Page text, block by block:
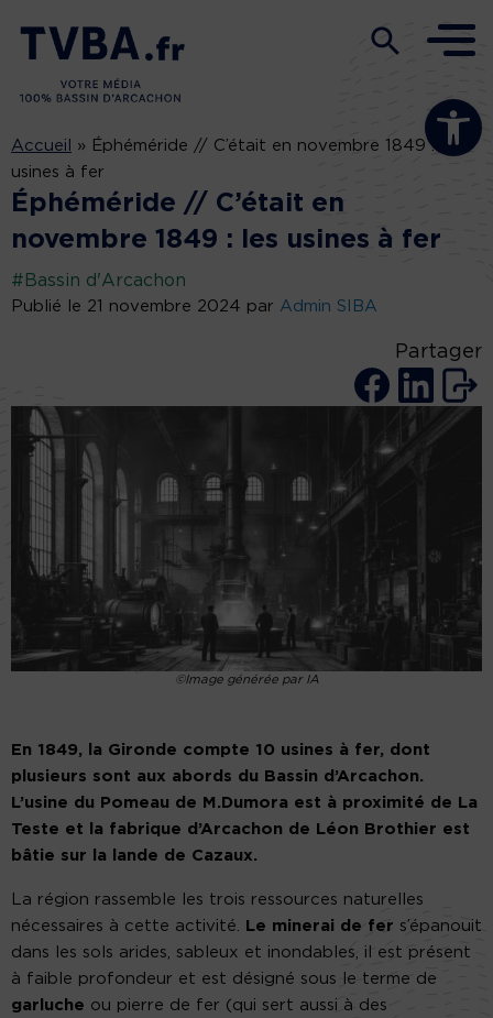
Ouvrir la
Accueil » Éphéméride // C’était en novembre 1849 : les
usines à fer
Éphéméride // C’était en
novembre 1849 : les usines à fer
#Bassin d'Arcachon
Publié le 21 novembre 2024 par Admin SIBA
Partager
©Image générée par IA
En 1849, la Gironde compte 10 usines à fer, dont
plusieurs sont aux abords du Bassin d’Arcachon.
L’usine du Pomeau de M.Dumora est à proximité de La
Teste et la fabrique d’Arcachon de Léon Brothier est
bâtie sur la lande de Cazaux.
La région rassemble les trois ressources naturelles
nécessaires à cette activité. Le minerai de fer s’épanouit
dans les sols arides, sableux et inondables, il est présent
à faible profondeur et est désigné sous le terme de
garluche ou pierre de fer (qui sert aussi à des